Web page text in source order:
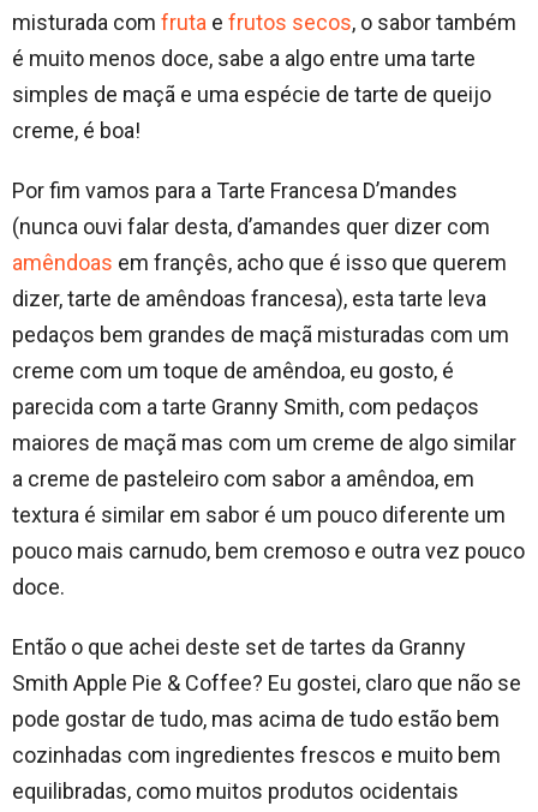
misturada com fruta e frutos secos, o sabor também
é muito menos doce, sabe a algo entre uma tarte
simples de maçã e uma espécie de tarte de queijo
creme, é boa!
Por fim vamos para a Tarte Francesa D’mandes
(nunca ouvi falar desta, d’amandes quer dizer com
amêndoas em françês, acho que é isso que querem
dizer, tarte de amêndoas francesa), esta tarte leva
pedaços bem grandes de maçã misturadas com um
creme com um toque de amêndoa, eu gosto, é
parecida com a tarte Granny Smith, com pedaços
maiores de maçã mas com um creme de algo similar
a creme de pasteleiro com sabor a amêndoa, em
textura é similar em sabor é um pouco diferente um
pouco mais carnudo, bem cremoso e outra vez pouco
doce.
Então o que achei deste set de tartes da Granny
Smith Apple Pie & Coffee? Eu gostei, claro que não se
pode gostar de tudo, mas acima de tudo estão bem
cozinhadas com ingredientes frescos e muito bem
equilibradas, como muitos produtos ocidentais